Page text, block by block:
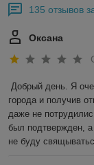
135 отзывов
Оксана
Добрый день. Я
города и получив
даже не
был подтвержден,
не буду